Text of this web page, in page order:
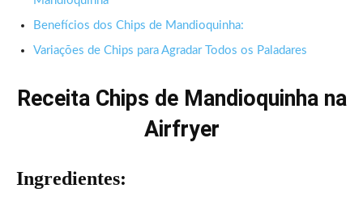
Benefícios dos Chips de Mandioquinha:
Variações de Chips para Agradar Todos os Paladares
Receita Chips de Mandioquinha na
Airfryer
Ingredientes: